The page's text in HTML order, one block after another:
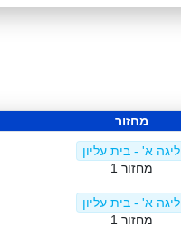
מחזור
ליגה א' - בית עליון
מחזור 1
ליגה א' - בית עליון
מחזור 1